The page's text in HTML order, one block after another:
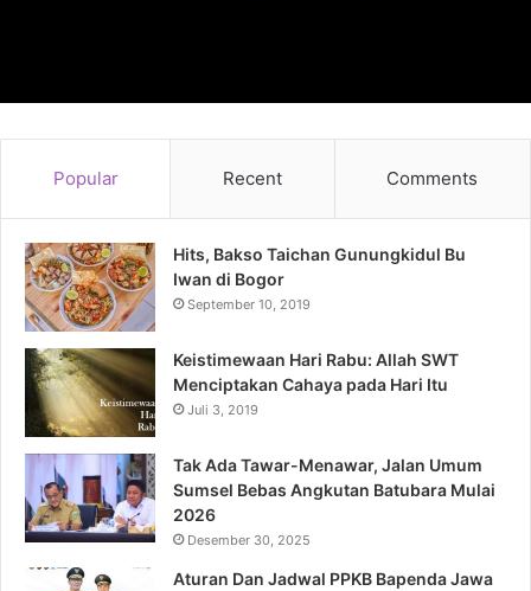
Popular Recent Comments
Hits, Bakso Taichan Gunungkidul Bu
Iwan di Bogor
September 10, 2019
Keistimewaan Hari Rabu: Allah SWT
Menciptakan Cahaya pada Hari Itu
Juli 3, 2019
Tak Ada Tawar-Menawar, Jalan Umum
Sumsel Bebas Angkutan Batubara Mulai
2026
Desember 30, 2025
Aturan Dan Jadwal PPKB Bapenda Jawa